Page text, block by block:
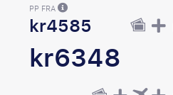
PP FRA
kr4585
kr6348